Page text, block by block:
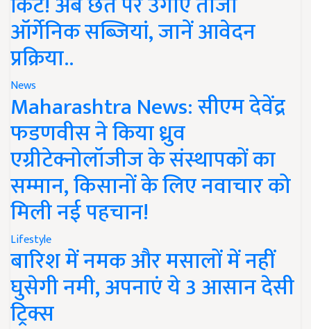
ऑर्गेनिक सब्जियां, जानें आवेदन
प्रक्रिया..
News
Maharashtra News: सीएम देवेंद्र
फडणवीस ने किया ध्रुव
एग्रीटेक्नोलॉजीज के संस्थापकों का
सम्मान, किसानों के लिए नवाचार को
मिली नई पहचान!
Lifestyle
बारिश में नमक और मसालों में नहीं
घुसेगी नमी, अपनाएं ये 3 आसान देसी
ट्रिक्स